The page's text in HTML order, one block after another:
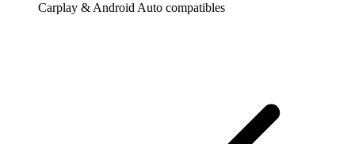
Carplay & Android Auto compatibles